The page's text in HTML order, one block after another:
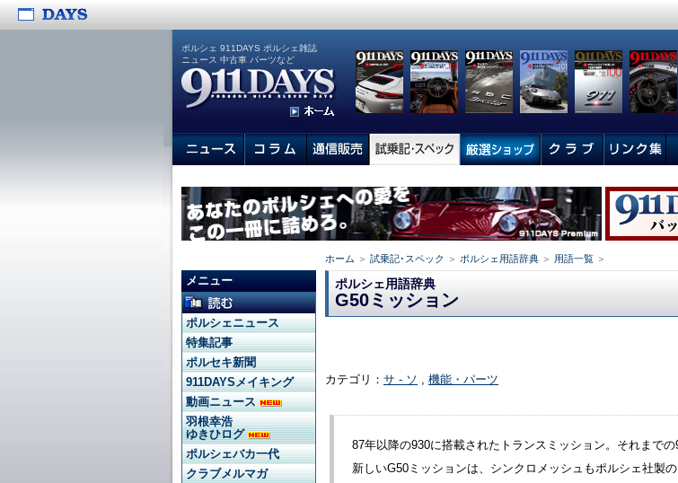
ポルシェ 911DAYS ポルシェ雑誌
ニュース 中古車 パーツなど
ホーム ＞ 試乗記･スペック ＞ ポルシェ用語辞典 ＞ 用語一覧 ＞
ポルシェ用語辞典
G50ミッション
カテゴリ： サ - ソ 機能・パーツ
87年以降の930に搭載されたトランスミッション。それまで
新しいG50ミッションは、シンクロメッシュもポルシェ社製
メニュー
ポルシェニュース
特集記事
ポルセキ新聞
911DAYSメイキング
動画ニュース
羽根幸浩
ゆきひログ
ポルシェバカ一代
クラブメルマガ